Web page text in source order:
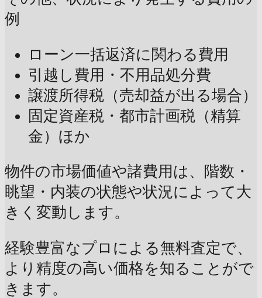
例
ローン一括返済に関わる費用
引越し費用・不用品処分費
譲渡所得税（売却益が出る場合）
固定資産税・都市計画税（精算
金）ほか
物件の市場価値や諸費用は、階数・
眺望・内装の状態や状況によって大
きく変動します。
経験豊富なプロによる無料査定で、
より精度の高い価格を知ることがで
きます。